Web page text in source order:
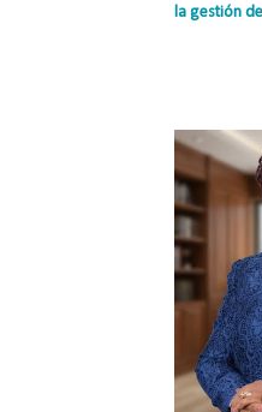
la gestión